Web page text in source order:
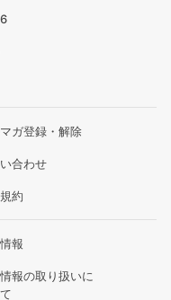
ガ登録・解除
合わせ
約
報
報の取り扱いに